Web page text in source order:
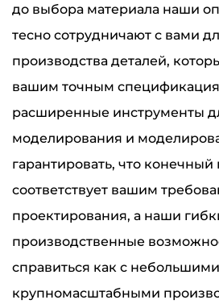
до выбора материала наши
тесно сотрудничают с вами
производства деталей,
вашим точным
расширенные инструменты
моделирования и
гарантировать, что конечный
соответствует вашим
проектирования, а наши
производственные
справиться как с
крупномасштабными